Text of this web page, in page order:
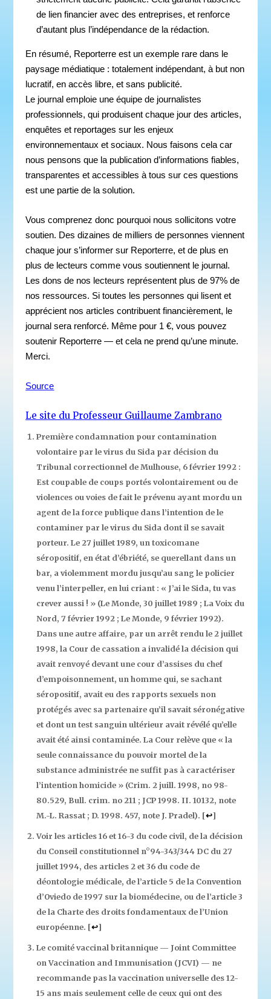
de lien financier avec des entreprises, et renforce
d’autant plus l’indépendance de la rédaction.
En résumé, Reporterre est un exemple rare dans le
paysage médiatique : totalement indépendant, à but non
lucratif, en accès libre, et sans publicité.
Le journal emploie une équipe de journalistes
professionnels, qui produisent chaque jour des articles,
enquêtes et reportages sur les enjeux
environnementaux et sociaux. Nous faisons cela car
nous pensons que la publication d’informations fiables,
transparentes et accessibles à tous sur ces questions
est une partie de la solution.
Vous comprenez donc pourquoi nous sollicitons votre
soutien. Des dizaines de milliers de personnes viennent
chaque jour s’informer sur Reporterre, et de plus en
plus de lecteurs comme vous soutiennent le journal.
Les dons de nos lecteurs représentent plus de 97% de
nos ressources. Si toutes les personnes qui lisent et
apprécient nos articles contribuent financièrement, le
journal sera renforcé. Même pour 1 €, vous pouvez
soutenir Reporterre — et cela ne prend qu’une minute.
Merci.
Source
Le site du Professeur Guillaume Zambrano
Première condamnation pour contamination
volontaire par le virus du Sida par décision du
Tribunal correctionnel de Mulhouse, 6 février 1992 :
Est coupable de coups portés volontairement ou de
violences ou voies de fait le prévenu ayant mordu un
agent de la force publique dans l’intention de le
contaminer par le virus du Sida dont il se savait
porteur. Le 27 juillet 1989, un toxicomane
séropositif, en état d’ébriété, se querellant dans un
bar, a violemment mordu jusqu’au sang le policier
venu l’interpeller, en lui criant : « J’ai le Sida, tu vas
crever aussi ! » (Le Monde, 30 juillet 1989 ; La Voix du
Nord, 7 février 1992 ; Le Monde, 9 février 1992).
Dans une autre affaire, par un arrêt rendu le 2 juillet
1998, la Cour de cassation a invalidé la décision qui
avait renvoyé devant une cour d’assises du chef
d’empoisonnement, un homme qui, se sachant
séropositif, avait eu des rapports sexuels non
protégés avec sa partenaire qu’il savait séronégative
et dont un test sanguin ultérieur avait révélé qu’elle
avait été ainsi contaminée. La Cour relève que « la
seule connaissance du pouvoir mortel de la
substance administrée ne suffit pas à caractériser
l’intention homicide » (Crim. 2 juill. 1998, no 98-
80.529, Bull. crim. no 211 ; JCP 1998. II. 10132, note
M.-L. Rassat ; D. 1998. 457, note J. Pradel). [↩]
Voir les articles 16 et 16-3 du code civil, de la décision
du Conseil constitutionnel n°94-343/344 DC du 27
juillet 1994, des articles 2 et 36 du code de
déontologie médicale, de l’article 5 de la Convention
d’Oviedo de 1997 sur la biomédecine, ou de l’article 3
de la Charte des droits fondamentaux de l’Union
européenne. [↩]
Le comité vaccinal britannique — Joint Committee
on Vaccination and Immunisation (JCVI) — ne
recommande pas la vaccination universelle des 12-
15 ans mais seulement celle de ceux qui ont des